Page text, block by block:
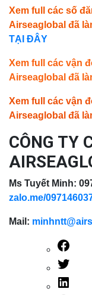
Xem full các số
Airseaglobal đã
TẠI ĐÂY
Xem full các vận
Airseaglobal đã
Xem full các vận
Airseaglobal đã
CÔNG TY
Ms Tuyết Minh:
zalo.me/
Mail: